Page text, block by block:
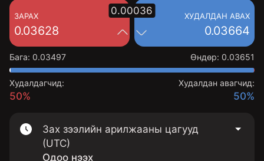
ЗАРАХ
0.03628
ХУДАЛДАН АВАХ
0.03664
0.00036
Бага: 0.03497 Өндөр: 0.03651
Худалдагчид:
50%
Худалдан авагчид:
50%
Зах зээлийн арилжааны цагууд
(UTC)
Одоо нээх